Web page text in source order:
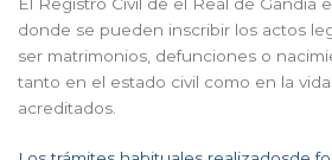
donde se pueden inscribir los actos
ser matrimonios, defunciones o
tanto en el estado civil como en la
acreditados.